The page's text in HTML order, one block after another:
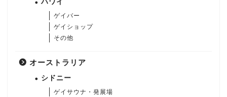
ハワイ
ゲイバー
ゲイショップ
その他
オーストラリア
シドニー
ゲイサウナ・発展場